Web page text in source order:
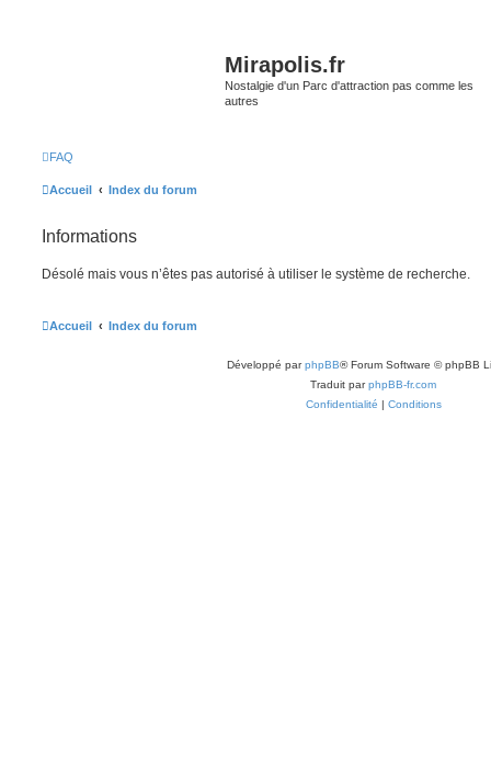
Mirapolis.fr
Nostalgie d'un Parc d'attraction pas comme les
autres
FAQ
Accueil Index du forum
Informations
Désolé mais vous n’êtes pas autorisé à utiliser le système de recherche.
Accueil Index du forum
Développé parphpBB® Forum Software © phpBB
Traduit parphpBB-fr.com
Confidentialité | Conditions